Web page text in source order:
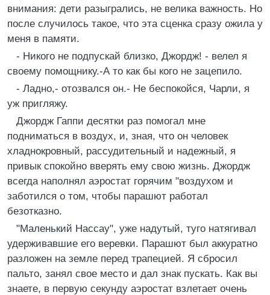
внимания: дети разыгрались, не велика важность. Но
после случилось такое, что эта сценка сразу ожила у
меня в памяти.
- Никого не подпускай близко, Джордж! - велел я
своему помощнику.-А то как бы кого не зацепило.
- Ладно,- отозвался он.- Не беспокойся, Чарли, я
уж пригляжу.
Джордж Гаппи десятки раз помогал мне
подниматься в воздух, и, зная, что он человек
хладнокровный, рассудительный и надежный, я
привык спокойно вверять ему свою жизнь. Джордж
всегда наполнял аэростат горячим "воздухом и
заботился о том, чтобы парашют работал
безотказно.
"Маленький Нассау", уже надутый, туго натягивал
удерживавшие его веревки. Парашют был аккуратно
разложен на земле перед трапецией. Я сбросил
пальто, занял свое место и дал знак пускать. Как вы
знаете, в первую секунду аэростат взлетает очень